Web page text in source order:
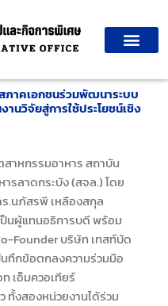
ภาคเอกชนร่วมพัฒนาระบบ
นวิจัยสู่การใช้ประโยชน์เชิง
หกรรมอาหาร สถาบัน
รลาดกระบัง (สจล.) โดย
.นภัสรพี เหลืองสกุล
นผู้แทนอธิการบดี พร้อม
Founder บริษัท เทสท์บัด
นทึกข้อตกลงความร่วมมือ
เอ็มควอเทียร์
สองหน่วยงานได้ร่วม